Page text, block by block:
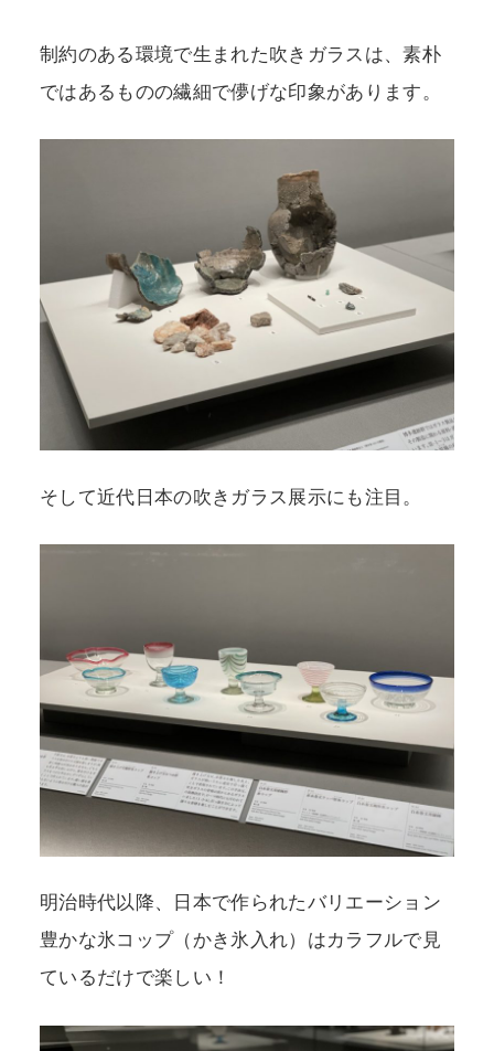
制約のある環境で生まれた吹きガラスは、素朴
ではあるものの繊細で儚げな印象があります。
そして近代日本の吹きガラス展示にも注目。
明治時代以降、日本で作られたバリエーション
豊かな氷コップ（かき氷入れ）はカラフルで見
ているだけで楽しい！